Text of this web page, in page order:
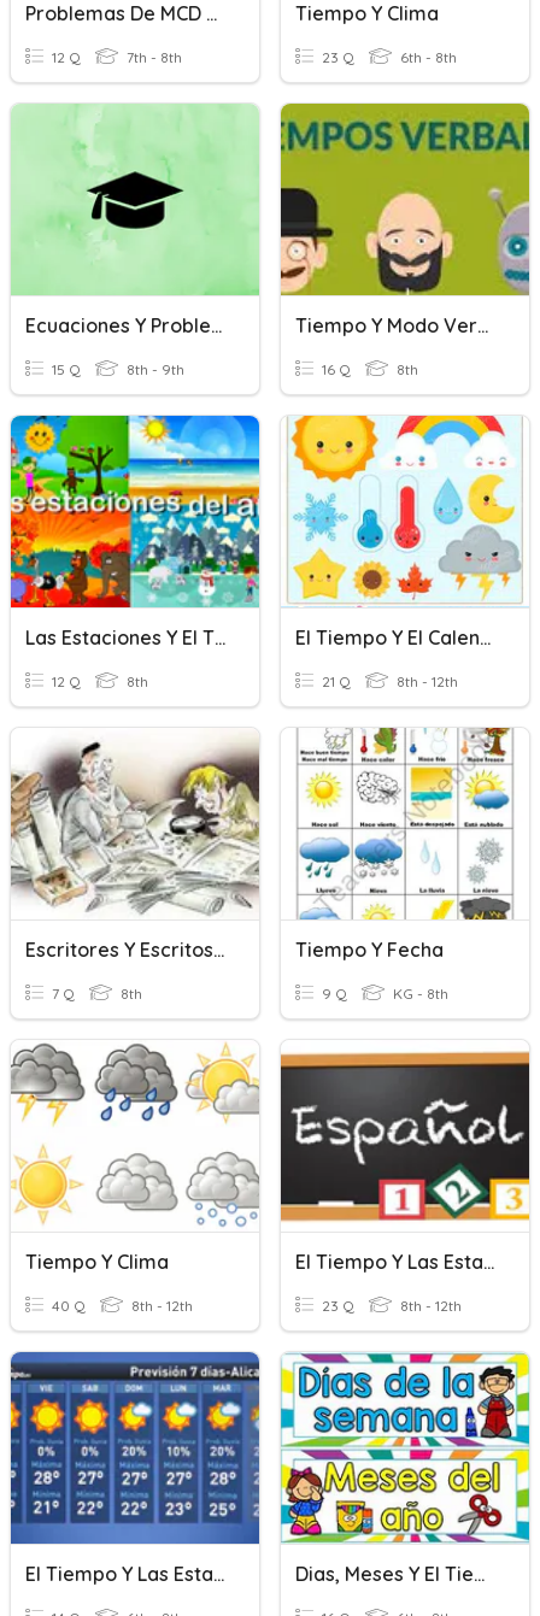
Problemas De MCD Y Mcm
12 Q 7th - 8th
Tiempo Y Clima
23 Q 6th - 8th
Ecuaciones Y Problemas
15 Q 8th - 9th
Tiempo Y Modo Verbal
16 Q 8th
Las Estaciones Y El Tiempo
12 Q 8th
El Tiempo Y El Calendario
21 Q 8th - 12th
Escritores Y Escritos Del Antiguo Testamento
7 Q 8th
Tiempo Y Fecha
9 Q KG - 8th
Tiempo Y Clima
40 Q 8th - 12th
El Tiempo Y Las Estaciones
23 Q 8th - 12th
El Tiempo Y Las Estaciones Dias, Meses Y El Tiempo